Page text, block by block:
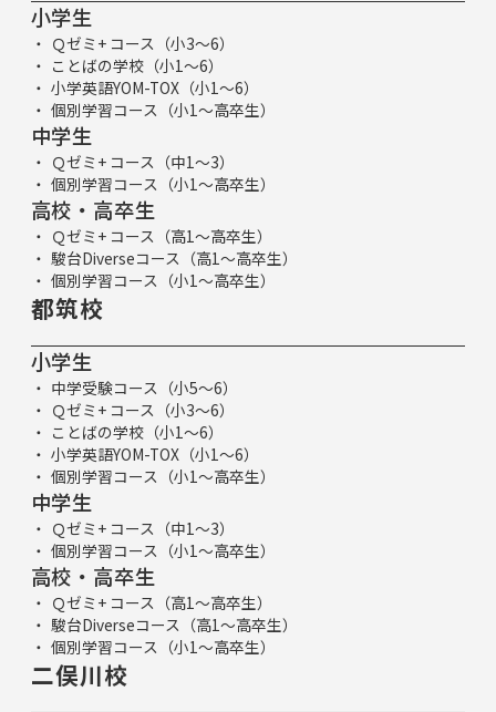
小学生
Ｑゼミ+ コース（小3～6）
ことばの学校（小1～6）
小学英語YOM-TOX（小1～6）
個別学習コース（小1～高卒生）
中学生
Ｑゼミ+ コース（中1～3）
個別学習コース（小1～高卒生）
高校・高卒生
Ｑゼミ+ コース（高1～高卒生）
駿台Diverseコース（高1～高卒生）
個別学習コース（小1～高卒生）
都筑校
小学生
中学受験コース（小5～6）
Ｑゼミ+ コース（小3～6）
ことばの学校（小1～6）
小学英語YOM-TOX（小1～6）
個別学習コース（小1～高卒生）
中学生
Ｑゼミ+ コース（中1～3）
個別学習コース（小1～高卒生）
高校・高卒生
Ｑゼミ+ コース（高1～高卒生）
駿台Diverseコース（高1～高卒生）
個別学習コース（小1～高卒生）
二俣川校